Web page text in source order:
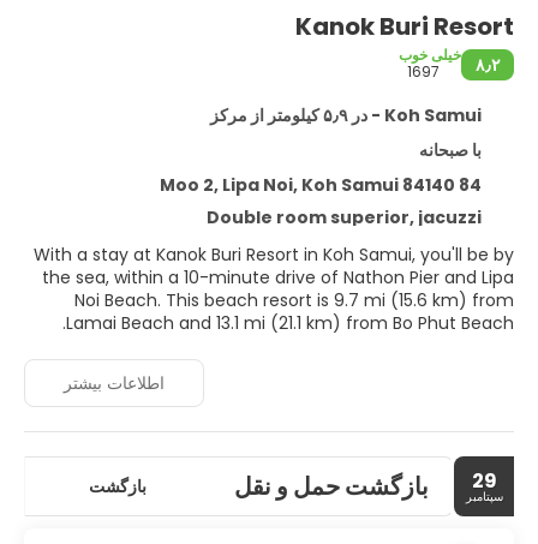
Kanok Buri Resort
۸٫۲
خیلی خوب
1697
Koh Samui - در ۵٫۹ کیلومتر از مرکز
با صبحانه
84 Moo 2, Lipa Noi, Koh Samui 84140
Double room superior, jacuzzi
With a stay at Kanok Buri Resort in Koh Samui, you'll be by
the sea, within a 10-minute drive of Nathon Pier and Lipa
Noi Beach. This beach resort is 9.7 mi (15.6 km) from
Lamai Beach and 13.1 mi (21.1 km) from Bo Phut Beach.
Take advantage of recreation opportunities such as an
outdoor pool or take in the view from a terrace and a
garden. This resort also features complimentary wireless
internet access and tour/ticket assistance.
Make yourself at home in one of the 49 air-conditioned
rooms featuring refrigerators. Complimentary wireless
اطلاعات بیشتر
29
سپتامبر بازگشت حمل و نقل بازگشت